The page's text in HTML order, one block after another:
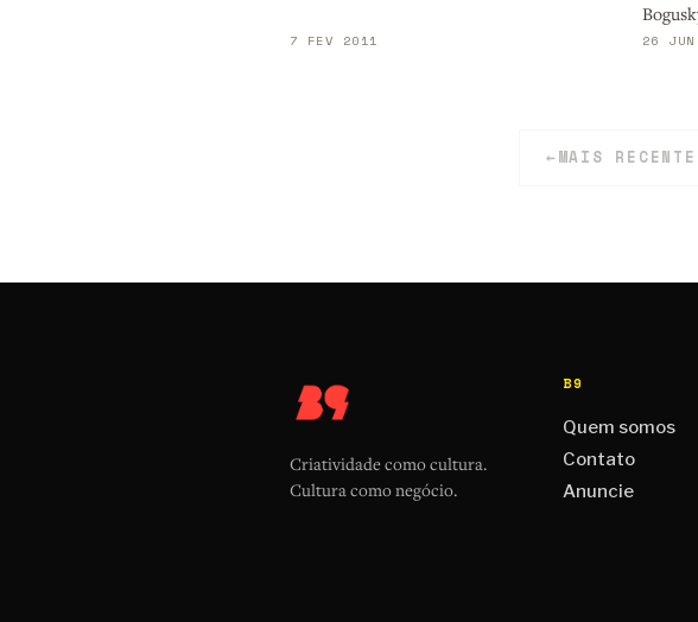
7 FEV 2011 26
←MAIS
Criatividade como cultura.
Cultura como negócio.
B9
Quem somos
Contato
Anuncie